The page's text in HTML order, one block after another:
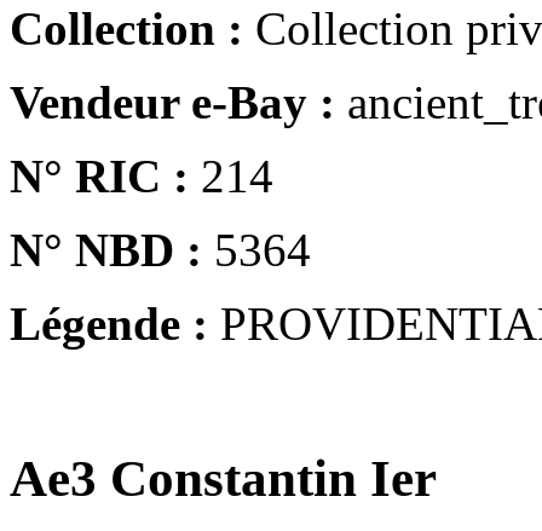
Collection : Collection
Vendeur e-Bay :
N° RIC : 214
N° NBD : 5364
Légende :
Ae3 Constantin Ier